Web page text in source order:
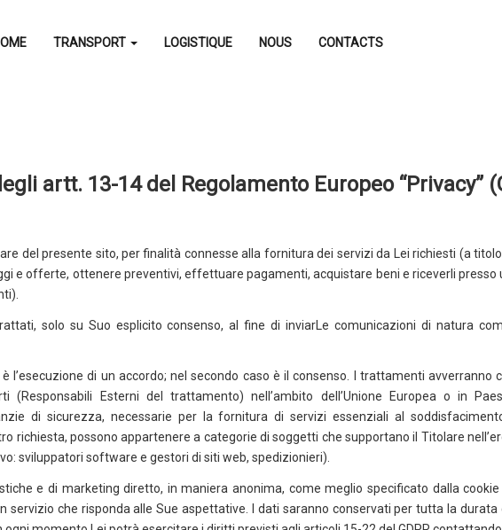
TRANSPORT LOGISTIQUE NOUS CONTACTS
artt. 13-14 del Regolamento Europeo “Privacy”
del presente sito, per finalità connesse alla fornitura dei servizi da Lei richiesti (a
e offerte, ottenere preventivi, effettuare pagamenti, acquistare beni e riceverli presso
solo su Suo esplicito consenso, al fine di inviarLe comunicazioni di natura
l’esecuzione di un accordo; nel secondo caso è il consenso. I trattamenti avverranno
Esterni del trattamento) nell’ambito dell’Unione Europea o in
di sicurezza, necessarie per la fornitura di servizi essenziali al
richiesta, possono appartenere a categorie di soggetti che supportano il Titolare
sviluppatori software e gestori di siti web, spedizionieri).
e di marketing diretto, in maniera anonima, come meglio specificato dalla
che risponda alle Sue aspettative. I dati saranno conservati per tutta la durata